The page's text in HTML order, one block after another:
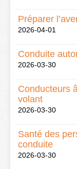
Préparer
2026-04-01
Conduite
2026-03-30
Conducteurs
volant
2026-03-30
Santé des
conduite
2026-03-30